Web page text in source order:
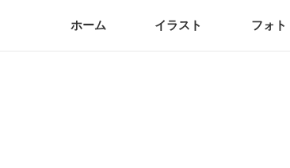
ホーム イラスト フォト